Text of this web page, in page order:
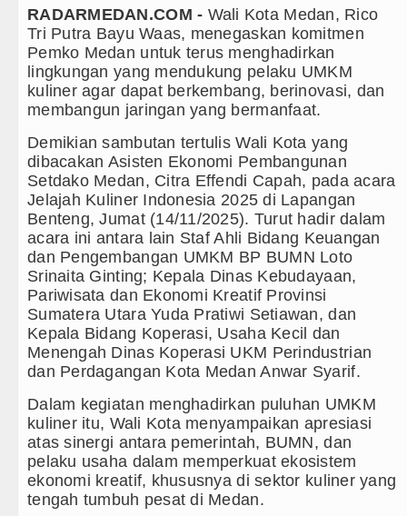
Chelsea Gilas AC Milan di Laga
Ketua GRIB Jaya Labuhanbatu Gelar
Gubernur Bobby Nasution Minta
Rico Waas : Kemerdekaan Harus
Akses Jalan ke Pemandian Air Panas
Dayang Nan Tujuh Menggetarkan
Tim Gabungan Ringkus 3 Tersangka
Emma Raducanu Absen di Grand
Juventus Dikalahkan Inter Milan di
PSG Ditahan Manchester United
Ketua GRIB Jaya Labuhanbatu Gelar
Gubernur Bobby Nasution Minta
Rico Waas : Kemerdekaan Harus
RADARMEDAN.COM - Wali Kota Medan, Rico
Tri Putra Bayu Waas, menegaskan komitmen
Pemko Medan untuk terus menghadirkan
lingkungan yang mendukung pelaku UMKM
kuliner agar dapat berkembang, berinovasi, dan
membangun jaringan yang bermanfaat.
Demikian sambutan tertulis Wali Kota yang
dibacakan Asisten Ekonomi Pembangunan
Setdako Medan, Citra Effendi Capah, pada acara
Jelajah Kuliner Indonesia 2025 di Lapangan
Benteng, Jumat (14/11/2025). Turut hadir dalam
acara ini antara lain Staf Ahli Bidang Keuangan
dan Pengembangan UMKM BP BUMN Loto
Srinaita Ginting; Kepala Dinas Kebudayaan,
Pariwisata dan Ekonomi Kreatif Provinsi
Sumatera Utara Yuda Pratiwi Setiawan, dan
Kepala Bidang Koperasi, Usaha Kecil dan
Menengah Dinas Koperasi UKM Perindustrian
dan Perdagangan Kota Medan Anwar Syarif.
Dalam kegiatan menghadirkan puluhan UMKM
kuliner itu, Wali Kota menyampaikan apresiasi
atas sinergi antara pemerintah, BUMN, dan
pelaku usaha dalam memperkuat ekosistem
ekonomi kreatif, khususnya di sektor kuliner yang
tengah tumbuh pesat di Medan.